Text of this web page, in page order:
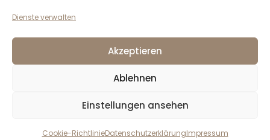
Dienste verwalten
Akzeptieren
Ablehnen
Einstellungen ansehen
Cookie-RichtlinieDatenschutzerklärungImpressum
Andreas Larcher e.U.
6410 Telfs, Austria
larcher[at]lamax.at
Datenschutzerklärung
Impressum
la max © 2026. Alle Rechte vorbehalten